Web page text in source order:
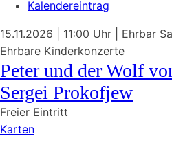
Kalendereintrag
15.11.2026 | 11:00 Uhr
Ehrbar
Ehrbare Kinderkonzerte
Peter und der Wolf
Sergei Prokofjew
Freier Eintritt
Karten